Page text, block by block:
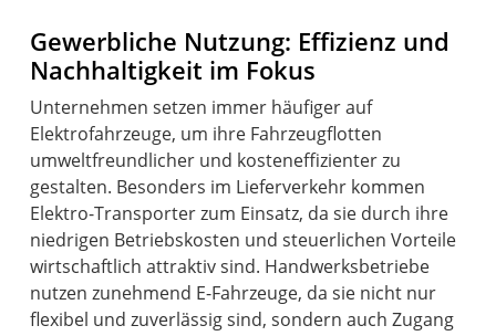
Gewerbliche Nutzung: Effizienz und
Nachhaltigkeit im Fokus
Unternehmen setzen immer häufiger auf
Elektrofahrzeuge, um ihre Fahrzeugflotten
umweltfreundlicher und kosteneffizienter zu
gestalten. Besonders im Lieferverkehr kommen
Elektro-Transporter zum Einsatz, da sie durch ihre
niedrigen Betriebskosten und steuerlichen Vorteile
wirtschaftlich attraktiv sind. Handwerksbetriebe
nutzen zunehmend E-Fahrzeuge, da sie nicht nur
flexibel und zuverlässig sind, sondern auch Zugang